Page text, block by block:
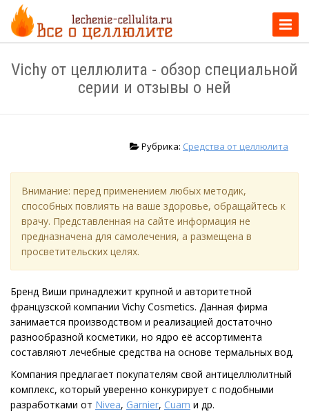
Vichy от целлюлита - обзор специальной
серии и отзывы о ней
Рубрика: Средства от целлюлита
Внимание: перед применением любых методик,
способных повлиять на ваше здоровье, обращайтесь к
врачу. Представленная на сайте информация не
предназначена для самолечения, а размещена в
просветительских целях.
Бренд Виши принадлежит крупной и авторитетной
французской компании Vichy Cosmetics. Данная фирма
занимается производством и реализацией достаточно
разнообразной косметики, но ядро её ассортимента
составляют лечебные средства на основе термальных вод.
Компания предлагает покупателям свой антицеллюлитный
комплекс, который уверенно конкурирует с подобными
разработками от Nivea, Garnier, Cuam и др.